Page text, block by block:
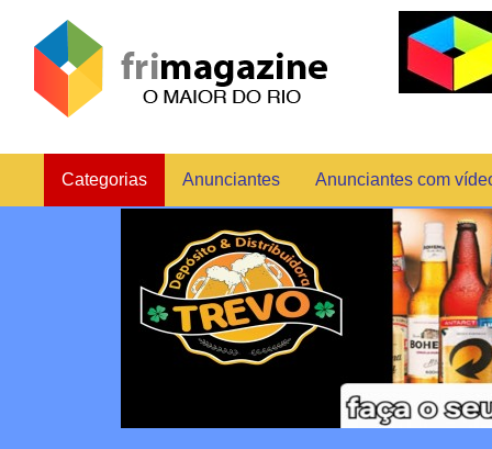
Categorias Anunciantes Anunciantes com